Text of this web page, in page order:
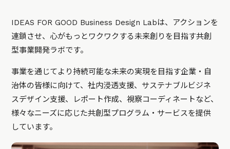
IDEAS FOR GOOD Business Design Labは、アクションを
連鎖させ、心がもっとワクワクする未来創りを目指す共創
型事業開発ラボです。
事業を通じてより持続可能な未来の実現を目指す企業・自
治体の皆様に向けて、社内浸透支援、サステナブルビジネ
スデザイン支援、レポート作成、視察コーディネートなど、
様々なニーズに応じた共創型プログラム・サービスを提供
しています。